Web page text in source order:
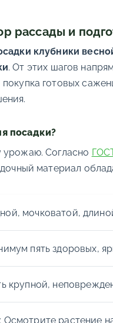
рассады и
клубники
. От этих шагов
покупка готовых
посадки?
Согласно
материал
мочковатой,
пять здоровых,
крупной,
: Осмотрите растение